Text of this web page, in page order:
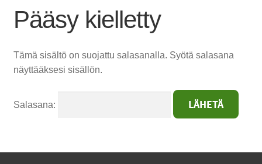
Pääsy kielletty
Tämä sisältö on suojattu salasanalla. Syötä salasana
näyttääksesi sisällön.
Salasana: